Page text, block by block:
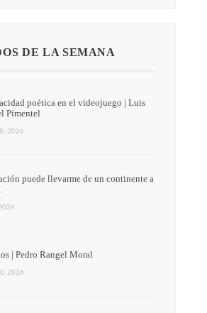
DE LA SEMANA
poética en el videojuego | Luis
Pimentel
2026
puede llevarme de un continente a
| Pedro Rangel Moral
2026